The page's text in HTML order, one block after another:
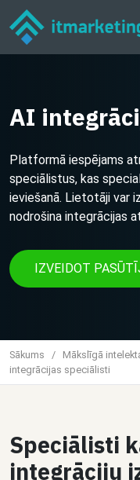
AI
Platformā iespējams
speciālistus, kas
ieviešanā. Lietotāji var
nodrošina integrācijas
IZVEIDOT
Sākums / Mākslīgā
integrācijas speciālisti
Speciālisti
integrāciju